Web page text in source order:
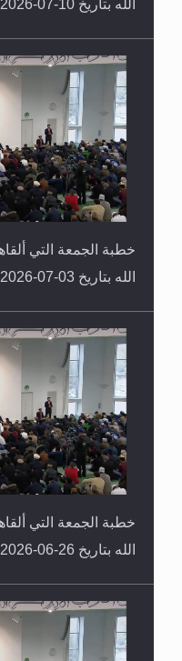
الله بتاريخ 10-07-2026
خطبة الجمعة التي
الله بتاريخ 03-07-2026
خطبة الجمعة التي
الله بتاريخ 26-06-2026